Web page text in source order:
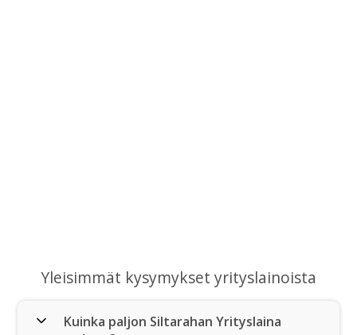
Yleisimmät kysymykset yrityslainoista
Kuinka paljon Siltarahan Yrityslaina